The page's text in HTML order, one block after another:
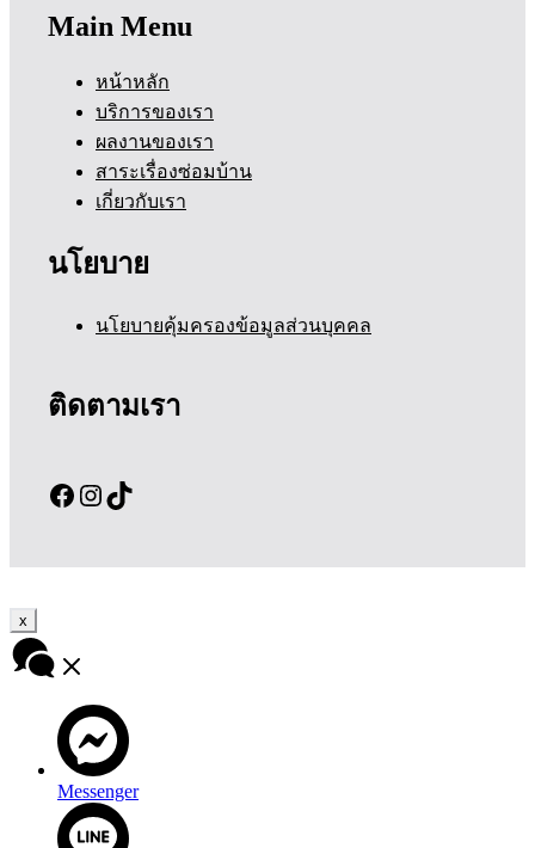
Main Menu
หน้าหลัก
บริการของเรา
ผลงานของเรา
สาระเรื่องซ่อมบ้าน
เกี่ยวกับเรา
นโยบาย
นโยบายคุ้มครองข้อมูลส่วนบุคคล
ติดตามเรา
Facebook
Instagram
TikTok
x
Messenger